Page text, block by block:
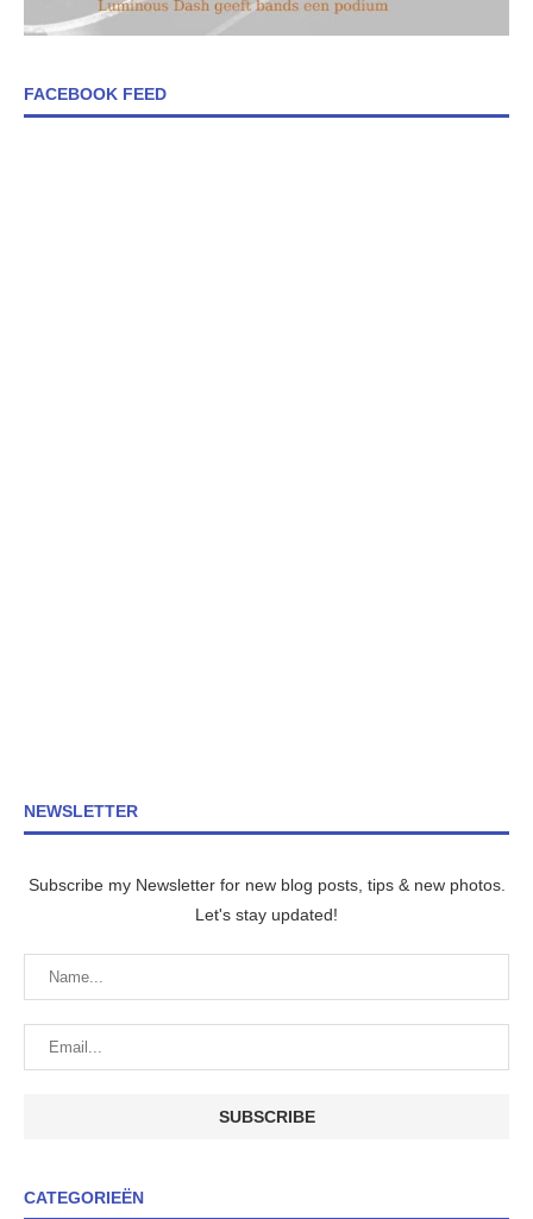
FACEBOOK FEED
NEWSLETTER
Subscribe my Newsletter for new blog posts, tips & new photos.
Let's stay updated!
CATEGORIEËN